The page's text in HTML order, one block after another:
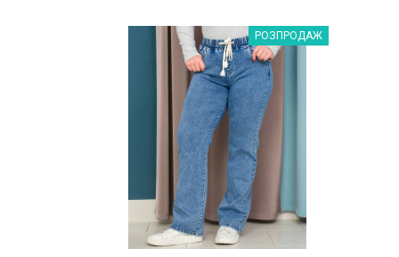
Наклейки Варіант з %РОЗПРОДАЖ